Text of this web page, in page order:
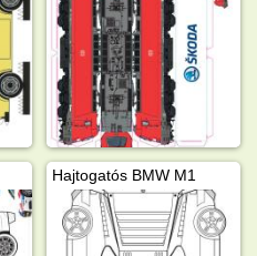
Hajtogatós BMW M1